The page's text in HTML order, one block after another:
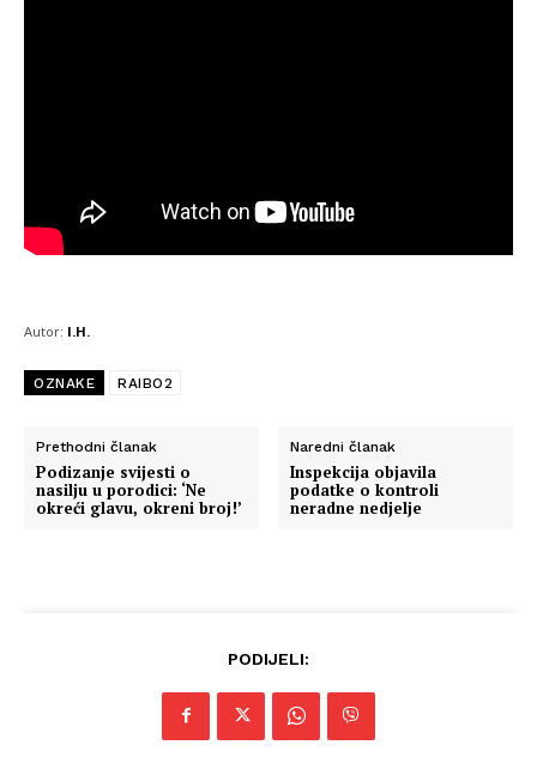
Info
O nama
Impressum
Autor: I.H.
OZNAKE RAIBO2
Prethodni članak
Podizanje svijesti o
nasilju u porodici: ‘Ne
okreći glavu, okreni broj!’
Naredni članak
Inspekcija objavila
podatke o kontroli
neradne nedjelje
PODIJELI: